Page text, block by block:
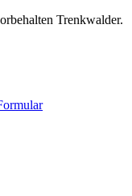
Trenkwalder.